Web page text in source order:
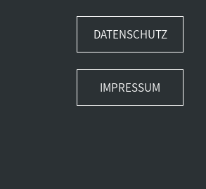
DATENSCHUTZ
IMPRESSUM